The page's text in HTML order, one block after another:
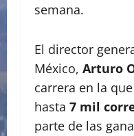
semana.
El director
México, Arturo
carrera en la
hasta 7 mil
parte de las